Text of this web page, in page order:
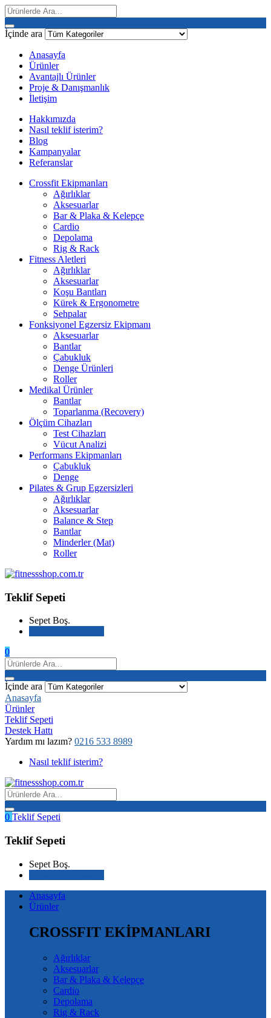
İçinde ara
Anasayfa
Ürünler
Avantajlı Ürünler
Proje & Danışmanlık
İletişim
Hakkımızda
Nasıl teklif isterim?
Blog
Kampanyalar
Referanslar
Crossfit Ekipmanları
Ağırlıklar
Aksesuarlar
Bar & Plaka & Kelepçe
Cardio
Depolama
Rig & Rack
Fitness Aletleri
Ağırlıklar
Aksesuarlar
Koşu Bantları
Kürek & Ergonometre
Sehpalar
Fonksiyonel Egzersiz Ekipmanı
Aksesuarlar
Bantlar
Çabukluk
Denge Ürünleri
Roller
Medikal Ürünler
Bantlar
Toparlanma (Recovery)
Ölçüm Cihazları
Test Cihazları
Vücut Analizi
Performans Ekipmanları
Çabukluk
Denge
Pilates & Grup Egzersizleri
Ağırlıklar
Aksesuarlar
Balance & Step
Bantlar
Minderler (Mat)
Roller
Teklif Sepeti
Sepet Boş.
0
İçinde ara
Anasayfa
Ürünler
Teklif Sepeti
Destek Hattı
Yardım mı lazım? 0216 533 8989
Nasıl teklif isterim?
0 Teklif Sepeti
Teklif Sepeti
Sepet Boş.
Anasayfa
Ürünler
CROSSFIT EKİPMANLARI
Ağırlıklar
Aksesuarlar
Bar & Plaka & Kelepçe
Cardio
Depolama
Rig & Rack